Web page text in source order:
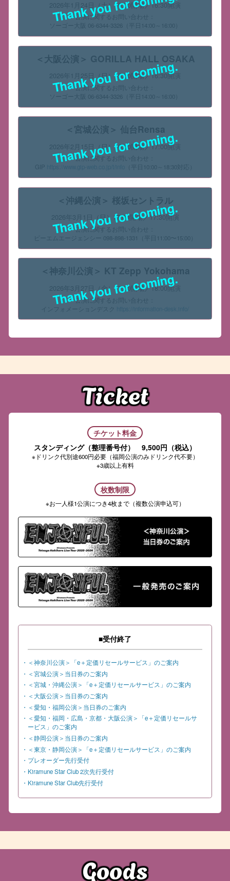
2026年1月24日（土）16:00開場／16:30開演
公演に関するお問い合わせ：
ソーゴー大阪 06-6344-3326（平日14:00～16:00）
Thank you for coming.
＜大阪公演＞ GORILLA HALL OSAKA
2026年1月25日（日）15:30開場／16:30開演
公演に関するお問い合わせ：
ソーゴー大阪 06-6344-3326（平日14:00～16:00）
Thank you for coming.
＜宮城公演＞ 仙台Rensa
2026年2月15日（日）16:00開場／17:00開演
公演に関するお問い合わせ：
GIP
（平日10:00～18:30対応）
Thank you for coming.
＜沖縄公演＞ 桜坂セントラル
2026年3月1日（日）17:00開場／17:30開演
公演に関するお問い合わせ：
ピーエムエージェンシー 098-898-1331（平日11:00〜15:00）
Thank you for coming.
＜神奈川公演＞ KT Zepp Yokohama
2026年3月27日（金）17:00開場／18:00開演
公演に関するお問い合わせ：
インフォメーションデスク
Ticket
チケット料金
スタンディング（整理番号付） 9,500円（税込）
※ドリンク代別途600円必要（福岡公演のみドリンク代不要）
※3歳以上有料
枚数制限
※お一人様1公演につき4枚まで（複数公演申込可）
■受付終了
・＜神奈川公演＞「e＋定価リセールサービス」のご案内
・＜宮城公演＞当日券のご案内
・＜宮城・沖縄公演＞「e＋定価リセールサービス」のご案内
・＜大阪公演＞当日券のご案内
・＜愛知・福岡公演＞当日券のご案内
・＜愛知・福岡・広島・京都・大阪公演＞「e＋定価リセールサ
ービス」のご案内
・＜静岡公演＞当日券のご案内
・＜東京・静岡公演＞「e＋定価リセールサービス」のご案内
・プレオーダー先行受付
・Kiramune Star Club 2次先行受付
・Kiramune Star Club先行受付
Goods